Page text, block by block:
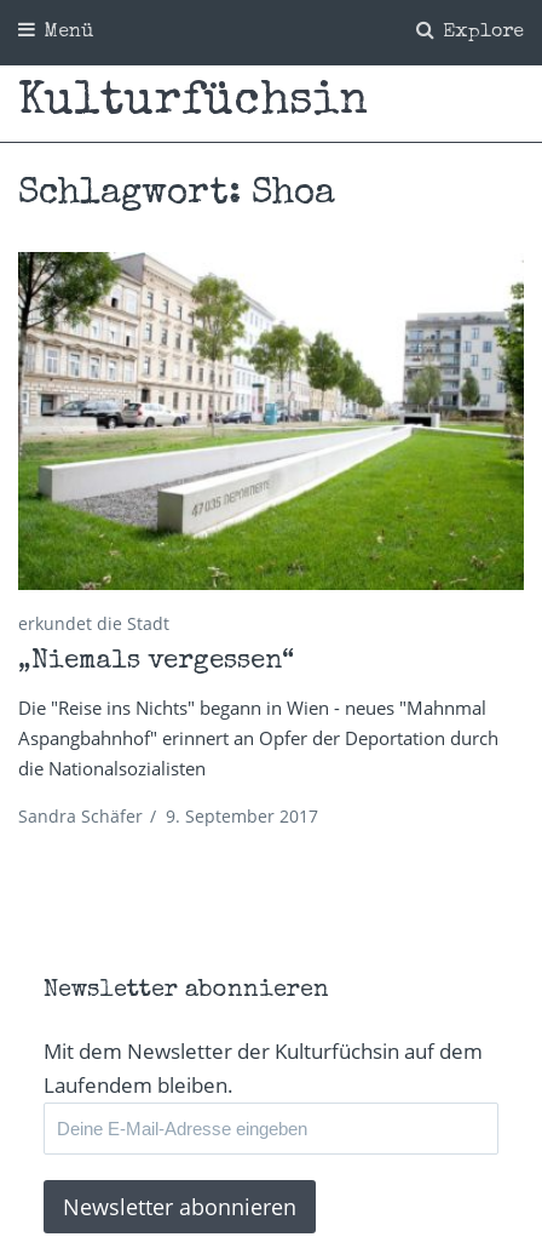
Explore
Menü
Kulturfüchsin
Schlagwort: Shoa
erkundet die Stadt
„Niemals vergessen“
Die "Reise ins Nichts" begann in Wien - neues "Mahnmal
Aspangbahnhof" erinnert an Opfer der Deportation durch
die Nationalsozialisten
Sandra Schäfer / 9. September 2017
Newsletter abonnieren
Mit dem Newsletter der Kulturfüchsin auf dem
Laufendem bleiben.